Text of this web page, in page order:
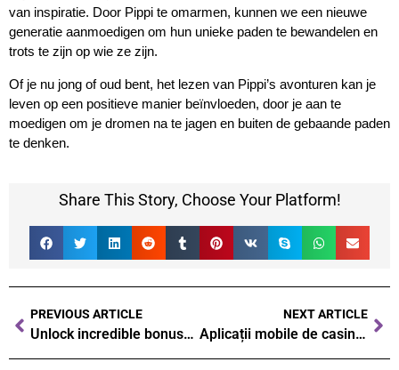
van inspiratie. Door Pippi te omarmen, kunnen we een nieuwe
generatie aanmoedigen om hun unieke paden te bewandelen en
trots te zijn op wie ze zijn.
Of je nu jong of oud bent, het lezen van Pippi’s avonturen kan je
leven op een positieve manier beïnvloeden, door je aan te
moedigen om je dromen na te jagen en buiten de gebaande paden
te denken.
Share This Story, Choose Your Platform!
PREVIOUS ARTICLE
Unlock incredible bonuses: Your guide to non UK casinos in 2026
NEXT ARTICLE
Aplicații mobile de casino: Acces rapid la distracție oriunde te-ai afla